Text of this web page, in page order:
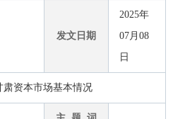
发文日期
2025年
07月08
日
肃资本市场基本情况